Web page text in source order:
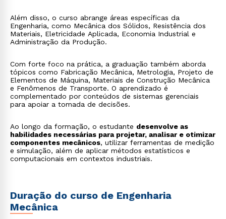
Além disso, o curso abrange áreas específicas da
Engenharia, como Mecânica dos Sólidos, Resistência dos
Materiais, Eletricidade Aplicada, Economia Industrial e
Administração da Produção.
Com forte foco na prática, a graduação também aborda
tópicos como Fabricação Mecânica, Metrologia, Projeto de
Elementos de Máquina, Materiais de Construção Mecânica
e Fenômenos de Transporte. O aprendizado é
complementado por conteúdos de sistemas gerenciais
para apoiar a tomada de decisões.
Ao longo da formação, o estudante desenvolve as
habilidades necessárias para projetar, analisar e otimizar
componentes mecânicos, utilizar ferramentas de medição
e simulação, além de aplicar métodos estatísticos e
computacionais em contextos industriais.
Duração do curso de Engenharia
Mecânica